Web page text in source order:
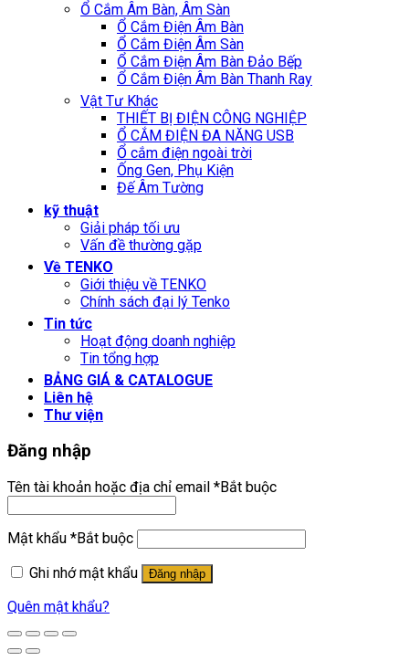
Ổ Cắm Âm Bàn, Âm Sàn
Ổ Cắm Điện Âm Bàn
Ổ Cắm Điện Âm Sàn
Ổ Cắm Điện Âm Bàn Đảo Bếp
Ổ Cắm Điện Âm Bàn Thanh Ray
Vật Tư Khác
THIẾT BỊ ĐIỆN CÔNG NGHIỆP
Ổ CẮM ĐIỆN ĐA NĂNG USB
Ổ cắm điện ngoài trời
Ống Gen, Phụ Kiện
Đế Âm Tường
kỹ thuật
Giải pháp tối ưu
Vấn đề thường gặp
Về TENKO
Giới thiệu về TENKO
Chính sách đại lý Tenko
Tin tức
Hoạt động doanh nghiệp
Tin tổng hợp
BẢNG GIÁ & CATALOGUE
Liên hệ
Thư viện
Đăng nhập
Tên tài khoản hoặc địa chỉ email *Bắt buộc
Mật khẩu *Bắt buộc
Ghi nhớ mật khẩu
Đăng nhập
Quên mật khẩu?